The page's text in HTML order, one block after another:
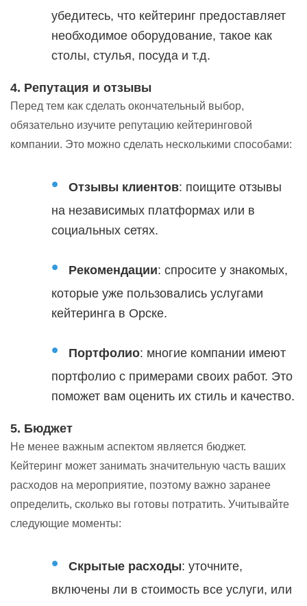
убедитесь, что кейтеринг предоставляет
необходимое оборудование, такое как
столы, стулья, посуда и т.д.
4. Репутация и отзывы
Перед тем как сделать окончательный выбор,
обязательно изучите репутацию кейтеринговой
компании. Это можно сделать несколькими способами:
Отзывы клиентов: поищите отзывы
на независимых платформах или в
социальных сетях.
Рекомендации: спросите у знакомых,
которые уже пользовались услугами
кейтеринга в Орске.
Портфолио: многие компании имеют
портфолио с примерами своих работ. Это
поможет вам оценить их стиль и качество.
5. Бюджет
Не менее важным аспектом является бюджет.
Кейтеринг может занимать значительную часть ваших
расходов на мероприятие, поэтому важно заранее
определить, сколько вы готовы потратить. Учитывайте
следующие моменты:
Скрытые расходы: уточните,
включены ли в стоимость все услуги, или